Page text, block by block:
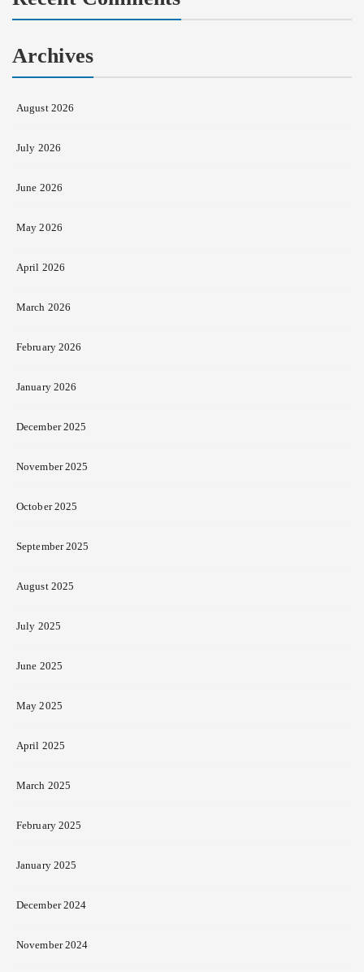
Archives
August 2026
July 2026
June 2026
May 2026
April 2026
March 2026
February 2026
January 2026
December 2025
November 2025
October 2025
September 2025
August 2025
July 2025
June 2025
May 2025
April 2025
March 2025
February 2025
January 2025
December 2024
November 2024